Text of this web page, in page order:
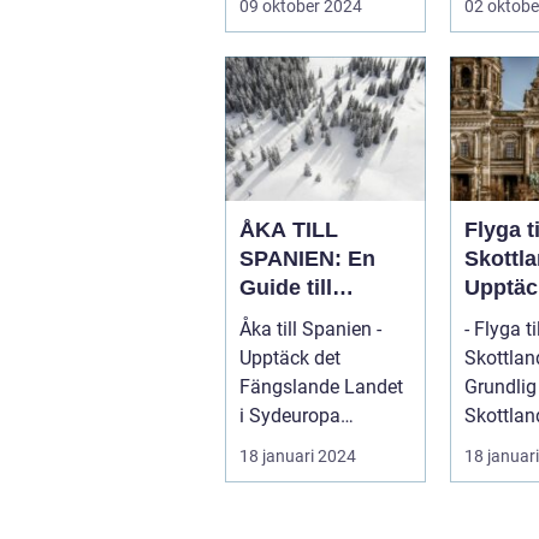
09 oktober 2024 02
ÅKA TILL
SPANIEN: En
Guide till
Spännande
Resmål och
Resetyper
Åka till Spanien -
Upptäck det
Fängslande Landet
i Sydeuropa
Spanien, beläget i
sydvästra Europa
18 januari 2024
Flyga
Land
- Flyga
rika
18